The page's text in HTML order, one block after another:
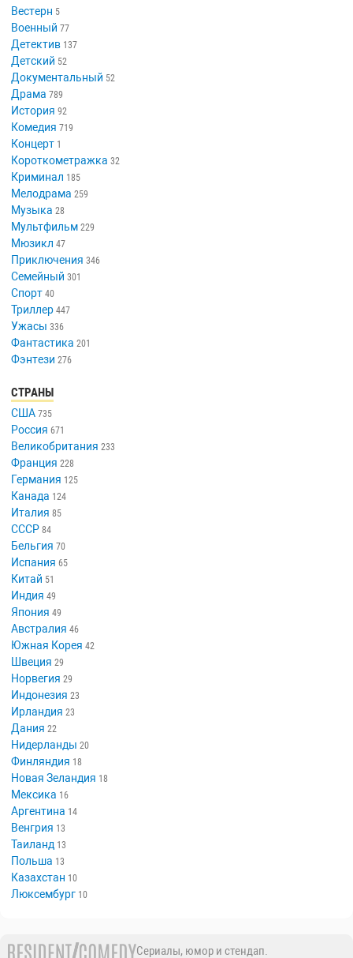
Вестерн 5
Военный 77
Детектив 137
Детский 52
Документальный 52
Драма 789
История 92
Комедия 719
Концерт 1
Короткометражка 32
Криминал 185
Мелодрама 259
Музыка 28
Мультфильм 229
Мюзикл 47
Приключения 346
Семейный 301
Спорт 40
Триллер 447
Ужасы 336
Фантастика 201
Фэнтези 276
СТРАНЫ
США 735
Россия 671
Великобритания 233
Франция 228
Германия 125
Канада 124
Италия 85
СССР 84
Бельгия 70
Испания 65
Китай 51
Индия 49
Япония 49
Австралия 46
Южная Корея 42
Швеция 29
Норвегия 29
Индонезия 23
Ирландия 23
Дания 22
Нидерланды 20
Финляндия 18
Новая Зеландия 18
Мексика 16
Аргентина 14
Венгрия 13
Таиланд 13
Польша 13
Казахстан 10
Люксембург 10
Сериалы, юмор и стендап.